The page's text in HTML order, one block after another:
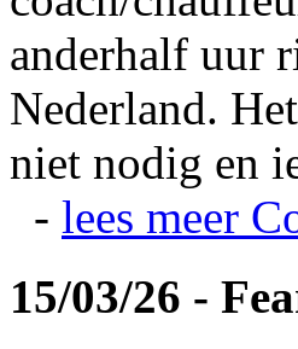
anderhalf uur
Nederland.
niet nodig en
- lees meer
15/03/26 -